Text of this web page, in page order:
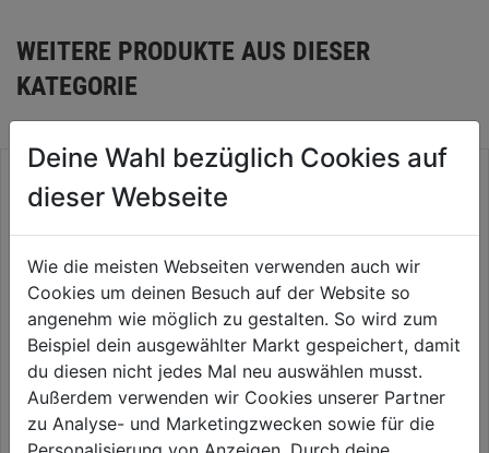
WEITERE PRODUKTE AUS DIESER
KATEGORIE
Vogelfuttersilo Wilder Kaiser
Rückenlehne Holz/Kunststoff
für Holzrodel
Deine Wahl bezüglich Cookies auf
dieser Webseite
Wie die meisten Webseiten verwenden auch wir
Cookies um deinen Besuch auf der Website so
angenehm wie möglich zu gestalten. So wird zum
Beispiel dein ausgewählter Markt gespeichert, damit
du diesen nicht jedes Mal neu auswählen musst.
Außerdem verwenden wir Cookies unserer Partner
zu Analyse- und Marketingzwecken sowie für die